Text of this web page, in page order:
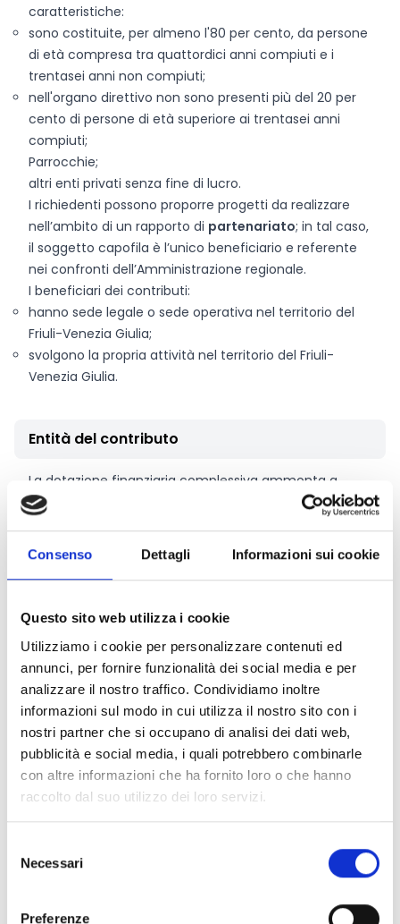
Consenso Dettagli Informazioni sui cookie
Questo sito web utilizza i cookie
Utilizziamo i cookie per personalizzare contenuti ed
annunci, per fornire funzionalità dei social media e per
analizzare il nostro traffico. Condividiamo inoltre
informazioni sul modo in cui utilizza il nostro sito con i
nostri partner che si occupano di analisi dei dati web,
pubblicità e social media, i quali potrebbero combinarle
con altre informazioni che ha fornito loro o che hanno
raccolto dal suo utilizzo dei loro servizi.
delNecessari
Preferenze
caratteristiche:
sono costituite, per almeno l'80 per cento, da persone
di età compresa tra quattordici anni compiuti e i
trentasei anni non compiuti;
nell'organo direttivo non sono presenti più del 20 per
cento di persone di età superiore ai trentasei anni
compiuti;
Parrocchie;
altri enti privati senza fine di lucro.
I richiedenti possono proporre progetti da realizzare
nell’ambito di un rapporto di partenariato; in tal caso,
il soggetto capofila è l’unico beneficiario e referente
nei confronti dell’Amministrazione regionale.
I beneficiari dei contributi:
hanno sede legale o sede operativa nel territorio del
Friuli-Venezia Giulia;
svolgono la propria attività nel territorio del Friuli-
Venezia Giulia.
Entità del contributo
La dotazione finanziaria complessiva ammonta a
1.163.851 Euro
tematici specifici di cui all’articolo 5, comma 2, le
risorse ammontano complessivamente a
Per la realizzazione delle attività riferibili agli ambiti
tematici specifici di cui all’articolo 5, comma 3,
nonché per quelle di cui agli articoli da 7 a 10 le risorse
ammontano complessivamente a630.433 Euro
Per la realizzazione delle attività riferibili agli ambiti
tematici specifici di cui all’articolo 6 le risorse
ammontano complessivamente a80.000 Euro
provenienti dal Fondo nazionale politiche giovanili,
nell’ambito dell’Intesa 12/CU. 5.
Per la realizzazione delle attività riferibili agli ambiti
tematici specifici di cui all’articolo 11 le risorse
Il contributo è concesso
di
specifico di intervento.